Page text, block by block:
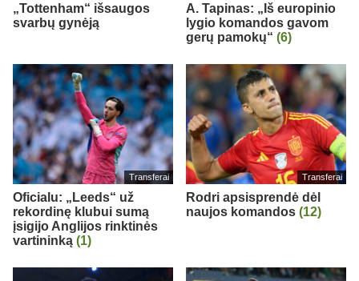
„Tottenham“ išsaugos
svarbų gynėją
A. Tapinas: „Iš europinio
lygio komandos gavom
gerų pamokų“ (6)
Transferai
Oficialu: „Leeds“ už
rekordinę klubui sumą
įsigijo Anglijos rinktinės
vartininką (1)
Transferai
Rodri apsisprendė dėl
naujos komandos (12)